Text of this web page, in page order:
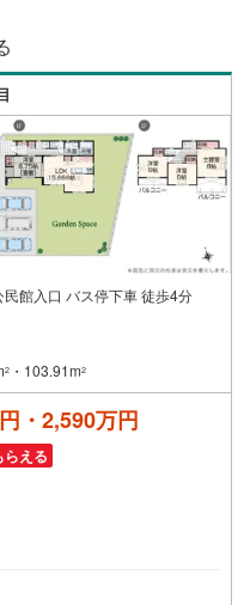
館入口 バス停下車 徒歩4分
2 ・103.91m2
・2,590万円
える